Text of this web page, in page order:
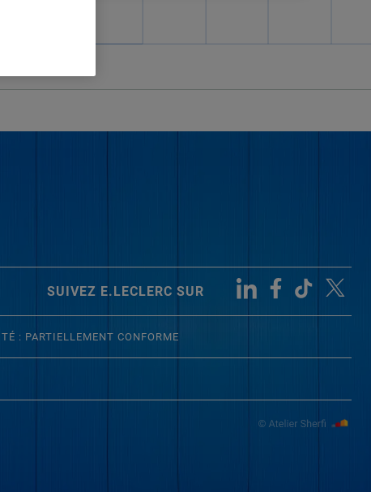
SUIVEZ E.LECLERC SUR
: PARTIELLEMENT CONFORME